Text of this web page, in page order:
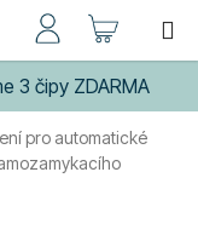
3 čipy ZDARMA
Hledat
KOŠÍK
pro automatické